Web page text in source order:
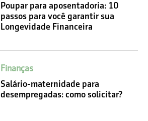
Poupar para aposentadoria: 10
passos para você garantir sua
Longevidade Financeira
Finanças
Salário-maternidade para
desempregadas: como solicitar?